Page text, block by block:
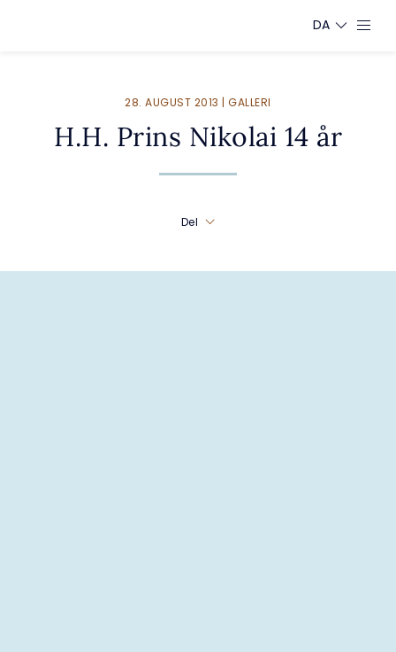
DA
28. AUGUST 2013 | GALLERI
H.H. Prins Nikolai 14 år
Del